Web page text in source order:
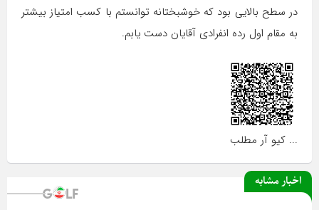
در سطح بالایی بود که خوشبختانه توانستم با کسب امتیاز بیشتر
به مقام اول رده انفرادی آقایان دست یابم.
... کیو آر مطلب
اخبار مشابه